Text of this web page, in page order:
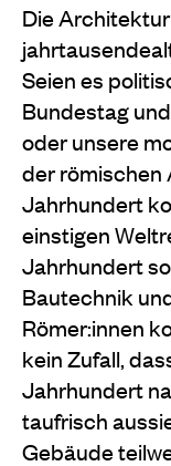
Die
Seien es
Bundestag
oder unsere
der römischen
Jahrhundert
einstigen
Jahrhundert
Bautechnik
Römer:innen
kein Zufall,
Jahrhundert
taufrisch
Gebäude